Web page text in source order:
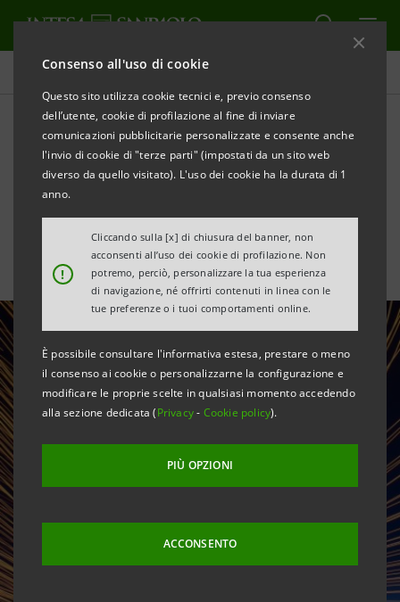
Consenso all'uso di cookie
Questo sito utilizza cookie tecnici e, previo consenso
dell’utente, cookie di profilazione al fine di inviare
comunicazioni pubblicitarie personalizzate e consente anche
l'invio di cookie di "terze parti" (impostati da un sito web
diverso da quello visitato). L'uso dei cookie ha la durata di 1
anno.
!
Cliccando sulla [x] di chiusura del banner, non
acconsenti all’uso dei cookie di profilazione. Non
potremo, perciò, personalizzare la tua esperienza
di navigazione, né offrirti contenuti in linea con le
tue preferenze o i tuoi comportamenti online.
È possibile consultare l'informativa estesa, prestare o meno
il consenso ai cookie o personalizzarne la configurazione e
modificare le proprie scelte in qualsiasi momento accedendo
alla sezione dedicata (Privacy- Cookie policy).
PIÙ OPZIONI
ACCONSENTO
Tutte le news
Riconoscimento ONU a
Intesa Sanpaolo per il
Sustainability Bond